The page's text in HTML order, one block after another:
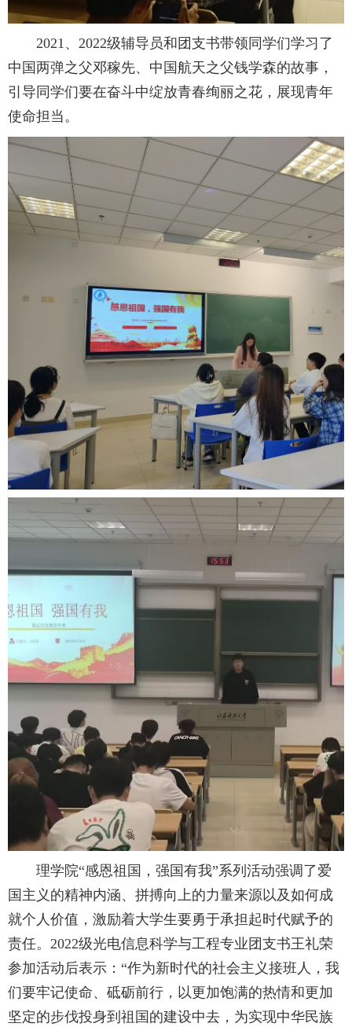
2021、2022级辅导员和团支书带领同学们学习了
中国两弹之父邓稼先、中国航天之父钱学森的故事，
引导同学们要在奋斗中绽放青春绚丽之花，展现青年
使命担当。
理学院“感恩祖国，强国有我”系列活动强调了爱
国主义的精神内涵、拼搏向上的力量来源以及如何成
就个人价值，激励着大学生要勇于承担起时代赋予的
责任。2022级光电信息科学与工程专业团支书王礼荣
参加活动后表示：“作为新时代的社会主义接班人，我
们要牢记使命、砥砺前行，以更加饱满的热情和更加
坚定的步伐投身到祖国的建设中去，为实现中华民族